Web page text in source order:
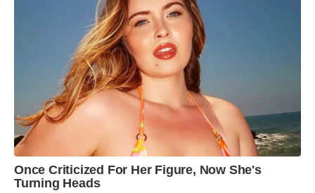
Once Criticized For Her Figure, Now She's
Turning Heads